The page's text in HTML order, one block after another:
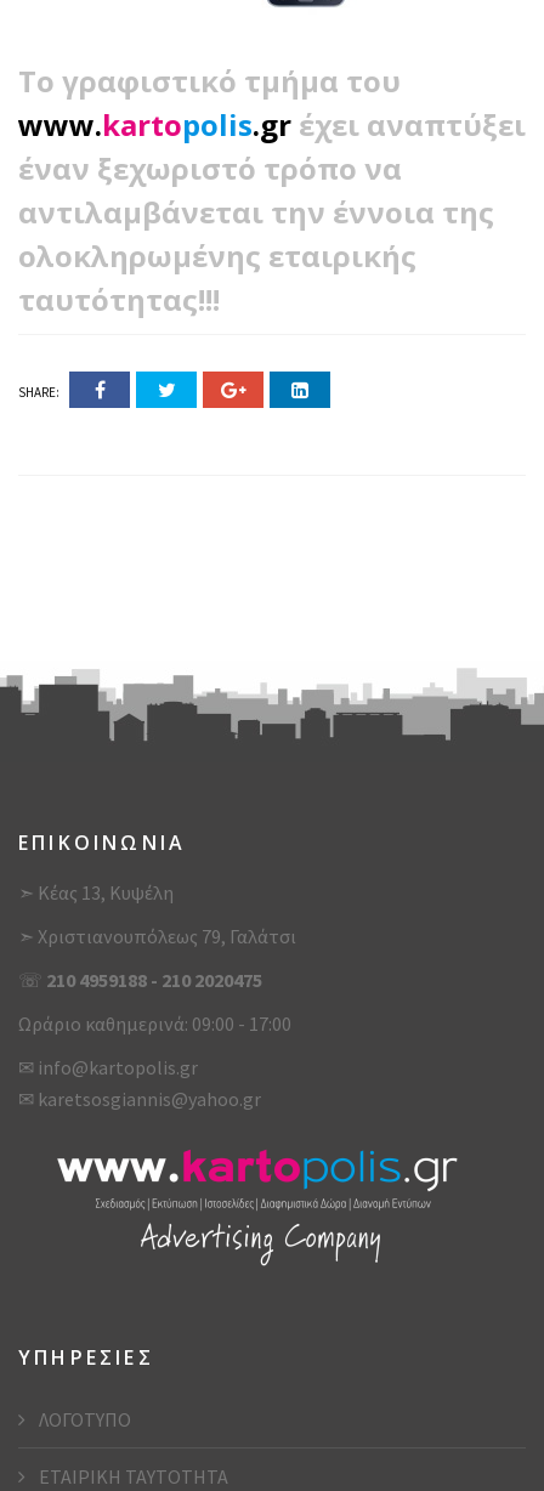
Το γραφιστικό τμήμα του
www.kartopolis.gr έχει αναπτύξει
έναν ξεχωριστό τρόπο να
αντιλαμβάνεται την έννοια της
ολοκληρωμένης εταιρικής
ταυτότητας!!!
SHARE:
ΕΠΙΚΟΙΝΩΝΙΑ
➣ Κέας 13, Κυψέλη
➣ Χριστιανουπόλεως 79, Γαλάτσι
☏ 210 4959188 - 210 2020475
Ωράριο καθημερινά: 09:00 - 17:00
✉ info@kartopolis.gr
✉ karetsosgiannis@yahoo.gr
ΥΠΗΡΕΣΙΕΣ
ΛΟΓΟΤΥΠΟ
ΕΤΑΙΡΙΚΗ ΤΑΥΤΟΤΗΤΑ